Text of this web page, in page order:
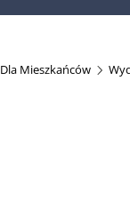
Dla Mieszkańców